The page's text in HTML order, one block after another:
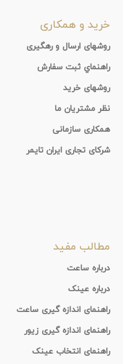
خرید و همکاری
روشهای ارسال و رهگیری
راهنماي ثبت سفارش
روشهای خرید
نظر مشتریان ما
همکاری سازمانی
شرکای تجاری ایران تایمر
مطالب مفید
درباره ساعت
درباره عینک
راهنمای اندازه گیری ساعت
راهنمای اندازه گیری زیور
راهنمای انتخاب عینک